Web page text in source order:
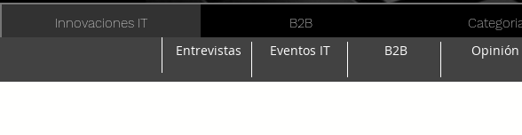
Innovaciones IT B2B
Entrevistas Eventos IT B2B Opinión